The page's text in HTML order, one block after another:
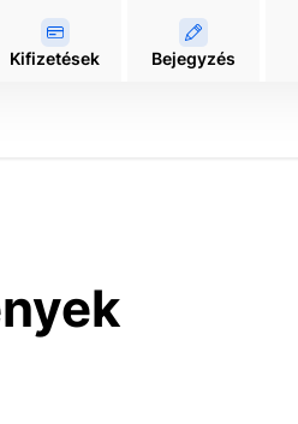
Kifizetések Bejegyzés